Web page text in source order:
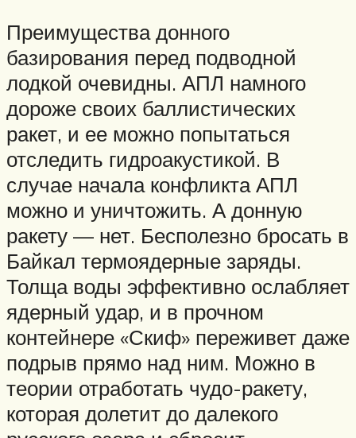
Преимущества донного
базирования перед подводной
лодкой очевидны. АПЛ намного
дороже своих баллистических
ракет, и ее можно попытаться
отследить гидроакустикой. В
случае начала конфликта АПЛ
можно и уничтожить. А донную
ракету — нет. Бесполезно бросать в
Байкал термоядерные заряды.
Толща воды эффективно ослабляет
ядерный удар, и в прочном
контейнере «Скиф» переживет даже
подрыв прямо над ним. Можно в
теории отработать чудо-ракету,
которая долетит до далекого